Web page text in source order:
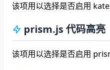
该项用以选择是否启用
prism.js 代码高亮
该项用以选择是否启用